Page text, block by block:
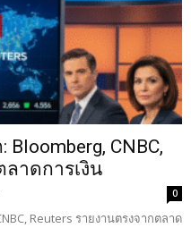
CNBC,
ลาดการเงิน
0
Reuters รายงานตรงจากตลาด